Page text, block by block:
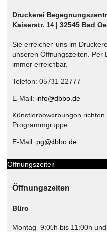
Druckerei
Kaiserstr. 14 | 32545 Bad
Sie erreichen uns im
unseren Öffnungszeiten. Per
immer erreichbar.
Telefon: 05731 22777
E-Mail: info@dbbo.de
Künstlerbewerbungen
Programmgruppe.
E-Mail: pg@dbbo.de
Öffnungszeiten
Öffnungszeiten
Büro
Montag 9:00h bis 11:00h